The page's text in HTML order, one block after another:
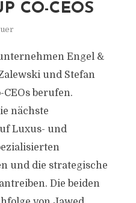
CO-CEOS
Engel &
und Stefan
berufen.
nächste
Luxus- und
und die strategische
Die beiden